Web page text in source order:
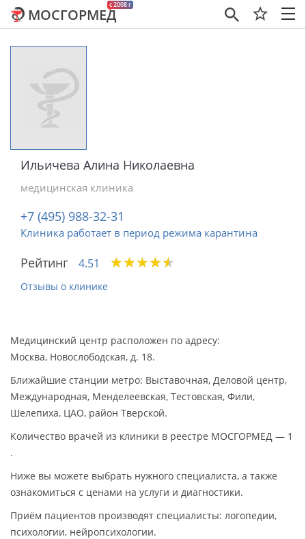
×
c 2008 г
МОСГОРМЕД
Ильичева Алина Николаевна
медицинская клиника
+7 (495) 988-32-31
Клиника работает в период режима карантина
Рейтинг 4.51 ★★★★★
★★★★★
Отзывы о клинике
Медицинский центр расположен по адресу:
Москва, Новослободская, д. 18.
Ближайшие станции метро: Выставочная, Деловой центр,
Международная, Менделеевская, Тестовская, Фили,
Шелепиха, ЦАО, район Тверской.
Количество врачей из клиники в реестре МОСГОРМЕД — 1
.
Ниже вы можете выбрать нужного специалиста, а также
ознакомиться с ценами на услуги и диагностики.
Приём пациентов производят специалисты: логопедии,
психологии, нейропсихологии.